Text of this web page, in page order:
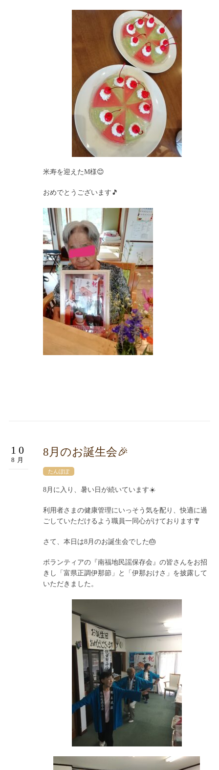
米寿を迎えたM様😊
おめでとうございます🎵
10
8月
8月のお誕生会🎉
たんぽぽ
8月に入り、暑い日が続いています☀️
利用者さまの健康管理にいっそう気を配り、快適に過
ごしていただけるよう職員一同心がけております🎐
さて、本日は8月のお誕生会でした🎂
ボランティアの『南福地民謡保存会』の皆さんをお招
きし「富県正調伊那節」と「伊那おけさ」を披露して
いただきました。